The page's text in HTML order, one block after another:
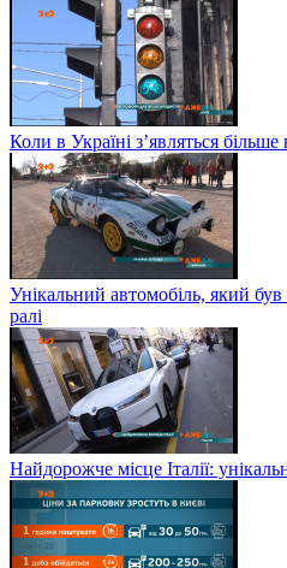
Коли в Україні з’являться
Унікальний автомобіль, який
ралі
Найдорожче місце Італії: